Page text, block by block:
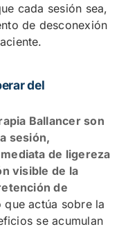
cada sesión sea,
de desconexión
del
Ballancer son
sesión,
de ligereza
visible de la
de
que actúa sobre la
se acumulan